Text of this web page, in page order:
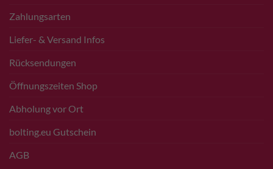
Zahlungsarten
Liefer- & Versand Infos
Rücksendungen
Öffnungszeiten Shop
Abholung vor Ort
bolting.eu Gutschein
AGB